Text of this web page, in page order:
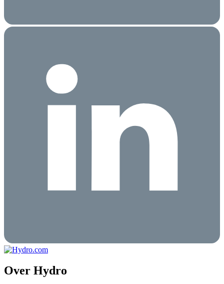
Over Hydro